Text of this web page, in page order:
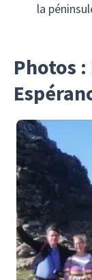
la
Photos :